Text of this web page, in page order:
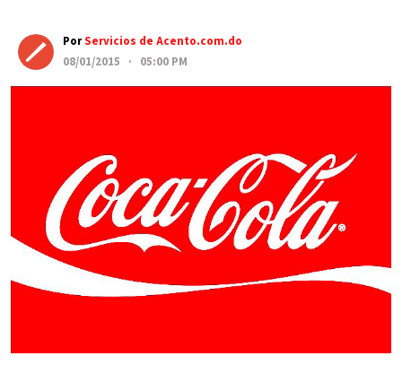
PorServicios de Acento.com.do
08/01/2015 · 05:00 PM